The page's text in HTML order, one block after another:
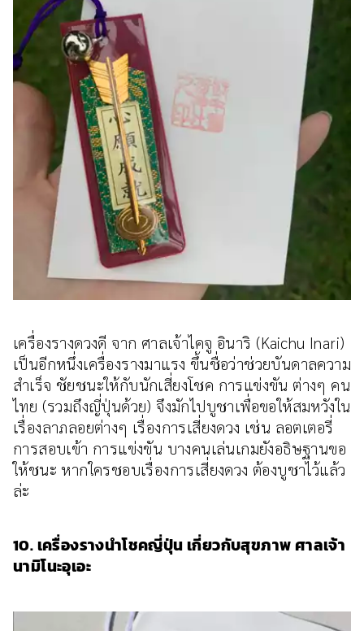
เครื่องรางดวงดี จาก ศาลเจ้าไคจู อินาริ (Kaichu Inari)
เป็นอีกหนึ่งเครื่องรางมาแรง ขึ้นชื่อว่าช่วยบันดาลความ
สำเร็จ ชัยชนะให้กับนักเสี่ยงโชค การแข่งขัน ต่างๆ คน
ไทย (รวมถึงญี่ปุ่นด้วย) จึงมักไปบูชาเพื่อขอให้สมหวังใน
เรื่องลาภลอยต่างๆ เรื่องการเสี่ยงดวง เช่น ลอตเตอรี่
การสอบเข้า การแข่งขัน บางคนเล่นเกมยังอธิษฐานขอ
ให้ชนะ หากใครชอบเรื่องการเสี่ยงดวง ต้องบูชาไว้แล้ว
ล่ะ
10. เครื่องรางนำโชคญี่ปุ่น เกี่ยวกับสุขภาพ ศาลเจ้า
นามิโนะอุเอะ